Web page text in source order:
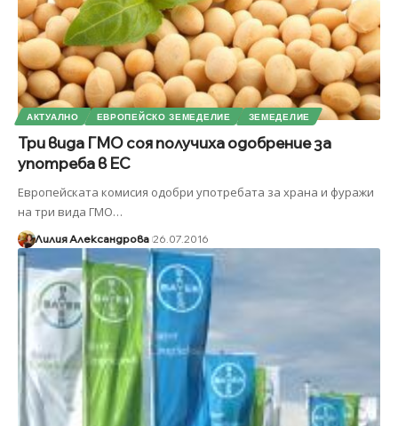
АКТУАЛНО ЕВРОПЕЙСКО ЗЕМЕДЕЛИЕ ЗЕМЕДЕЛИЕ
Три вида ГМО соя получиха одобрение за
употреба в ЕС
Европейската комисия одобри употребата за храна и фуражи
на три вида ГМО…
Лилия Александрова 26.07.2016